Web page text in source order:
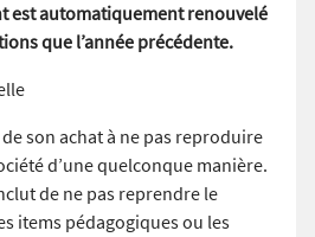
est automatiquement renouvelé
que l’année précédente.
de son achat à ne pas reproduire
d’une quelconque manière.
de ne pas reprendre le
items pédagogiques ou les